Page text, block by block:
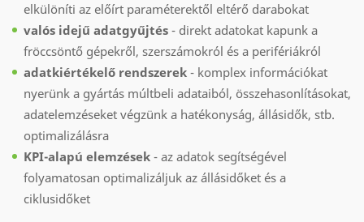
elkülöníti az előírt paraméterektől eltérő darabokat
valós idejű adatgyűjtés - direkt adatokat kapunk a
fröccsöntő gépekről, szerszámokról és a perifériákról
adatkiértékelő rendszerek - komplex információkat
nyerünk a gyártás múltbeli adataiból, összehasonlításokat,
adatelemzéseket végzünk a hatékonyság, állásidők, stb.
optimalizálásra
KPI-alapú elemzések - az adatok segítségével
folyamatosan optimalizáljuk az állásidőket és a
ciklusidőket